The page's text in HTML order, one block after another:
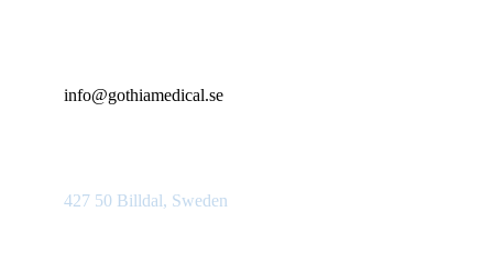
info@gothiamedical.se
427 50 Billdal, Sweden